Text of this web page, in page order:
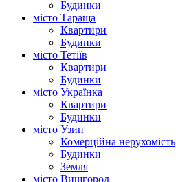
Будинки
місто Тараща
Квартири
Будинки
місто Тетіїв
Квартири
Будинки
місто Українка
Квартири
Будинки
місто Узин
Комерційна нерухомість
Будинки
Земля
місто Вишгород